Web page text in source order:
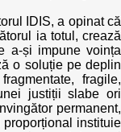
IDIS, a opinat că
ia totul, crează
a-și impune voința
o soluție pe deplin
fragile,
justiții slabe ori
permanent,
instituie